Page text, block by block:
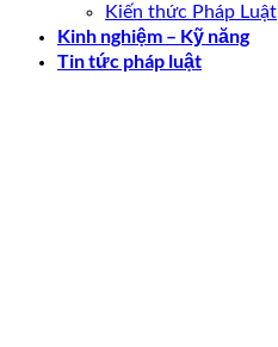
Kiến thức Pháp Luật
Kinh nghiệm – Kỹ năng
Tin tức pháp luật